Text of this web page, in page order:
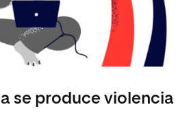
se produce violencia